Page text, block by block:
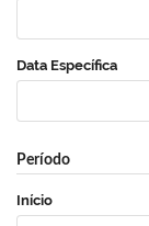
Data Específica
Período
Início